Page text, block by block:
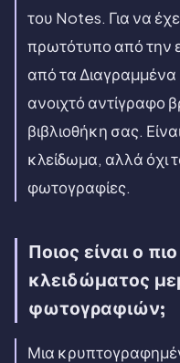
του Notes. Για να
πρωτότυπο από την
από τα
ανοιχτό αντίγραφο
βιβλιοθήκη σας.
κλείδωμα, αλλά όχι
φωτογραφίες.
Ποιος είναι ο
κλειδώματος
φωτογραφιών;
Μια